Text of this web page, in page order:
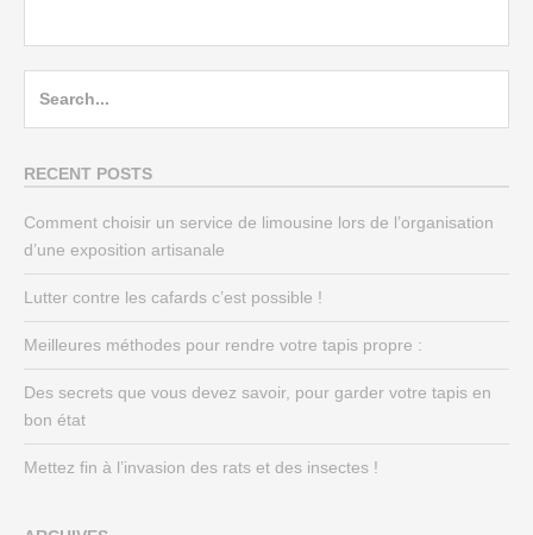
RECENT POSTS
Comment choisir un service de limousine lors de l’organisation
d’une exposition artisanale
Lutter contre les cafards c’est possible !
Meilleures méthodes pour rendre votre tapis propre :
Des secrets que vous devez savoir, pour garder votre tapis en
bon état
Mettez fin à l’invasion des rats et des insectes !